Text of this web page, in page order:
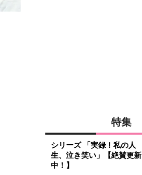
特集
シリーズ 「実録！私の人
生、泣き笑い」【絶賛更新
中！】